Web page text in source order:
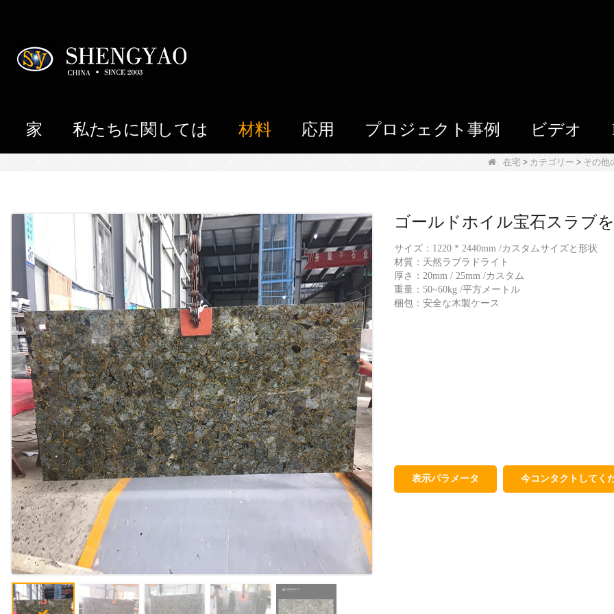
家 私たちに関しては 材料 応用 プロジェクト事例 ビデオ
在宅 > カテゴリー > その他
ゴールドホイル宝石スラブ
サイズ：1220 * 2440mm /カスタムサイズと形状
材質：天然ラブラドライト
厚さ：20mm / 25mm /カスタム
重量：50~60kg /平方メートル
梱包：安全な木製ケース
表示パラメータ 今コンタクトしてく